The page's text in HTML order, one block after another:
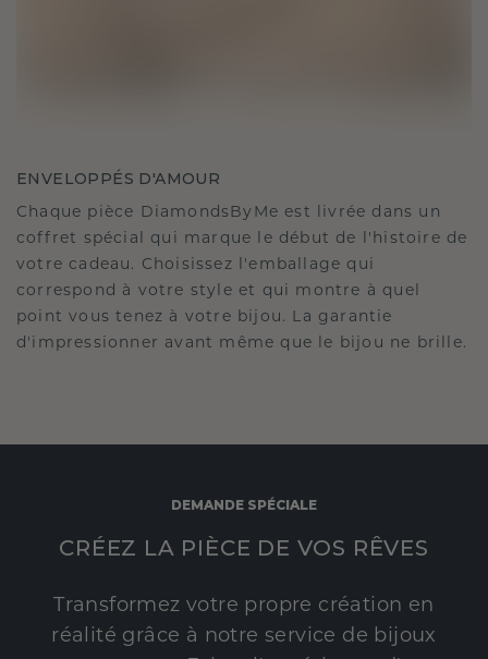
ENVELOPPÉS D'AMOUR
Chaque pièce DiamondsByMe est livrée dans un
coffret spécial qui marque le début de l'histoire de
votre cadeau. Choisissez l'emballage qui
correspond à votre style et qui montre à quel
point vous tenez à votre bijou. La garantie
d'impressionner avant même que le bijou ne brille.
DEMANDE SPÉCIALE
CRÉEZ LA PIÈCE DE VOS RÊVES
Transformez votre propre création en
réalité grâce à notre service de bijoux